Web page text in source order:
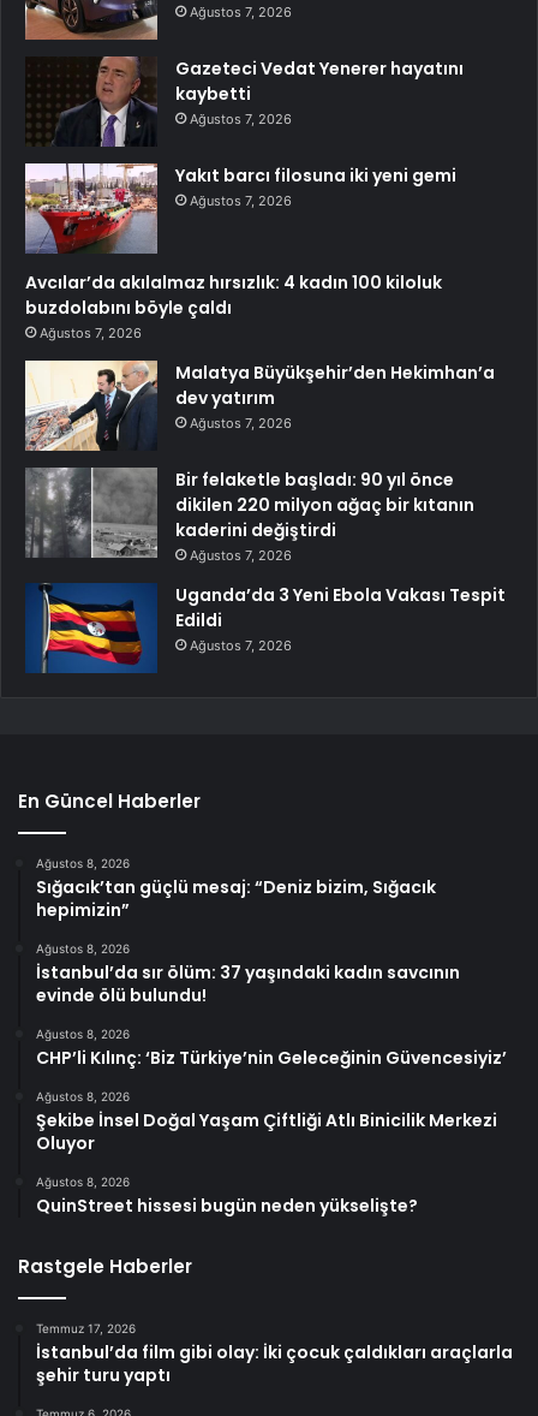
Ağustos 7, 2026
Gazeteci Vedat Yenerer hayatını
kaybetti
Ağustos 7, 2026
Yakıt barcı filosuna iki yeni gemi
Ağustos 7, 2026
Avcılar’da akılalmaz hırsızlık: 4 kadın 100 kiloluk
buzdolabını böyle çaldı
Ağustos 7, 2026
Malatya Büyükşehir’den Hekimhan’a
dev yatırım
Ağustos 7, 2026
Bir felaketle başladı: 90 yıl önce
dikilen 220 milyon ağaç bir kıtanın
kaderini değiştirdi
Ağustos 7, 2026
Uganda’da 3 Yeni Ebola Vakası Tespit
Edildi
Ağustos 7, 2026
En Güncel Haberler
Ağustos 8, 2026
Sığacık’tan güçlü mesaj: “Deniz bizim, Sığacık
hepimizin”
Ağustos 8, 2026
İstanbul’da sır ölüm: 37 yaşındaki kadın savcının
evinde ölü bulundu!
Ağustos 8, 2026
CHP’li Kılınç: ‘Biz Türkiye’nin Geleceğinin Güvencesiyiz’
Ağustos 8, 2026
Şekibe İnsel Doğal Yaşam Çiftliği Atlı Binicilik Merkezi
Oluyor
Ağustos 8, 2026
QuinStreet hissesi bugün neden yükselişte?
Rastgele Haberler
Temmuz 17, 2026
İstanbul’da film gibi olay: İki çocuk çaldıkları araçlarla
şehir turu yaptı